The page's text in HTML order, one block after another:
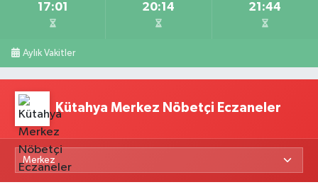
17:01 20:14 21:44
Aylık Vakitler
Kütahya Merkez Nöbetçi Eczaneler